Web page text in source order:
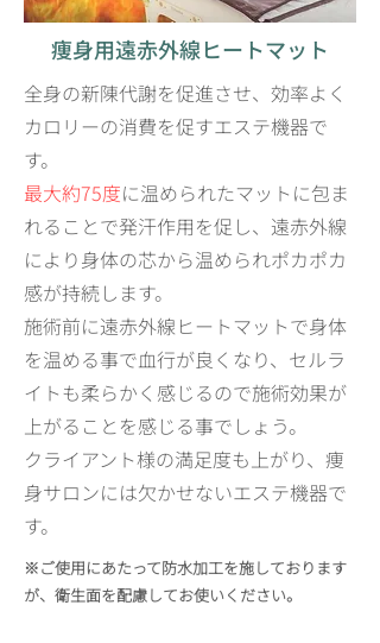
痩身用​遠赤外線ヒートマット
全身の新陳代謝を促進させ、効率よく
カロリーの消費を促すエステ機器で
す。
最大約75度に温められたマットに包ま
れることで発汗作用を促し、遠赤外線
により身体の芯から温められポカポカ
感が持続します。
施術前に遠赤外線ヒートマットで身体
を温める事で血行が良くなり、セルラ
イトも柔らかく感じるので施術効果が
上がることを感じる事でしょう。
クライアント様の満足度も上がり、痩
身サロンには欠かせないエステ機器で
す。
※ご使用にあたって防水加工を施しております
が、衛生面を配慮してお使いください。